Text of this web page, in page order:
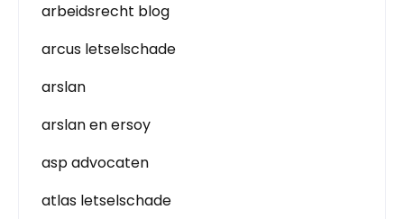
arbeidsrecht blog
arcus letselschade
arslan
arslan en ersoy
asp advocaten
atlas letselschade